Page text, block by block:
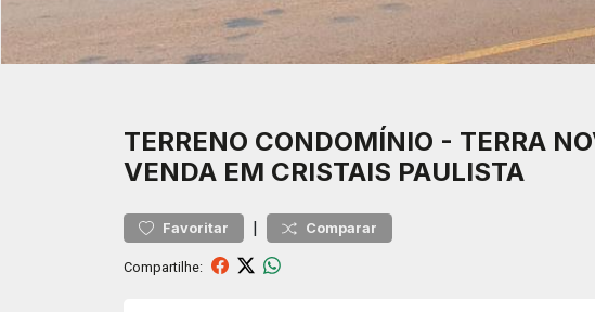
TERRENO CONDOMÍNIO - TERRA
VENDA EM CRISTAIS PAULISTA
Favoritar | Comparar
Compartilhe: